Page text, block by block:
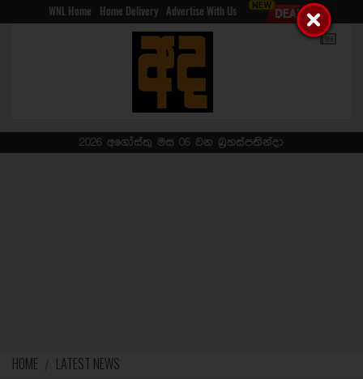
WNL Home Home Delivery Advertise With Us
2026 අගෝස්තු මස 06 වන බ්‍රහස්පතින්දා
HOME LATEST NEWS